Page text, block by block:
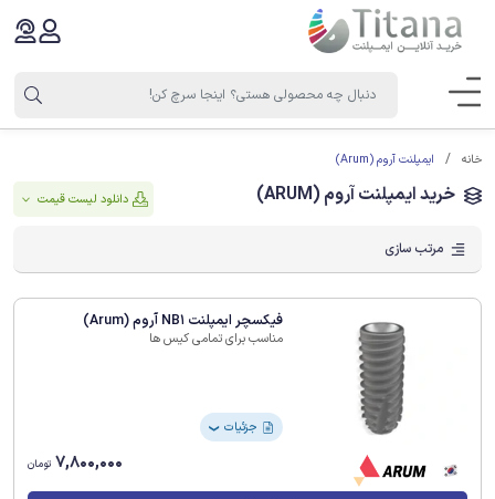
خانه ایمپلنت آروم (Arum)
خرید ایمپلنت آروم (ARUM) دانلود لیست قیمت
مرتب سازی
فیکسچر ایمپلنت NB1 آروم (Arum)
مناسب برای تمامی کیس ها
جزئیات ❯
7,800,000 تومان